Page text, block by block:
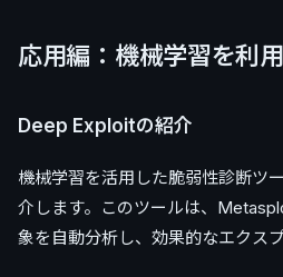
応用編：機械学習を利
Deep Exploitの紹介
機械学習を活用した脆弱性診断ツ
介します。このツールは、
象を自動分析し、効果的なエクス